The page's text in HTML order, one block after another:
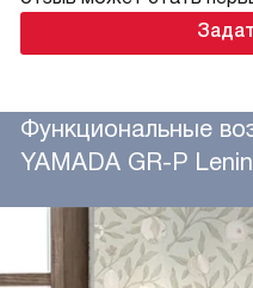
Функциональные
YAMADA GR-P